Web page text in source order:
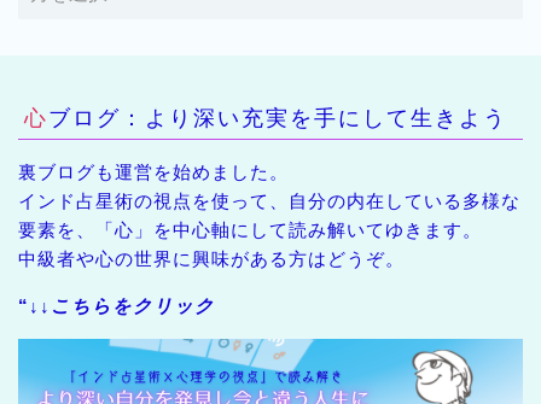
心ブログ：より深い充実を手にして生きよう
裏ブログも運営を始めました。
インド占星術の視点を使って、自分の内在している多様な
要素を、「心」を中心軸にして読み解いてゆきます。
中級者や心の世界に興味がある方はどうぞ。
“↓↓ こちらをクリック